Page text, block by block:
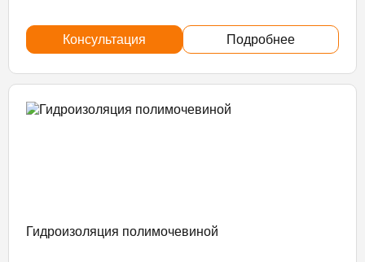
Консультация Подробнее
Гидроизоляция полимочевиной